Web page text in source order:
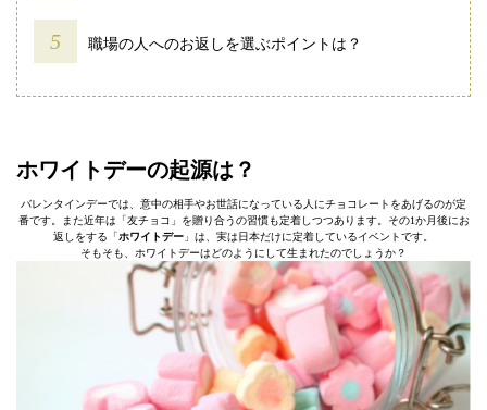
職場の人へのお返しを選ぶポイントは？
ホワイトデーの起源は？
バレンタインデーでは、意中の相手やお世話になっている人にチョコレートをあげるのが定
番です。また近年は「友チョコ」を贈り合うの習慣も定着しつつあります。その1か月後にお
返しをする「ホワイトデー 」は、実は日本だけに定着しているイベントです。
そもそも、ホワイトデーはどのようにして生まれたのでしょうか？